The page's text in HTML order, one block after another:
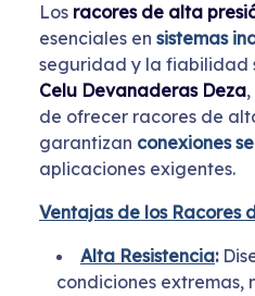
Los racores de alta
esenciales en sistemas
seguridad y la fiabilidad
Celu Devanaderas Deza
de ofrecer racores de
garantizan conexiones
aplicaciones exigentes.
Ventajas de los Racores
Alta Resistencia:
condiciones extremas,